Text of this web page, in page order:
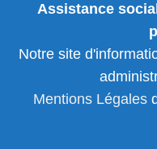
Assistance
Notre site
Mentions Légales